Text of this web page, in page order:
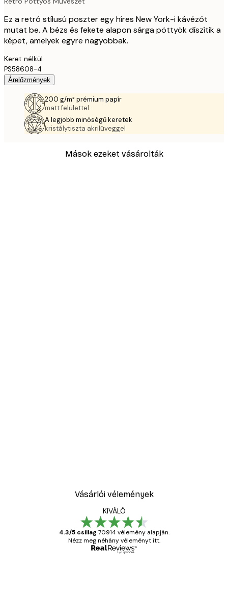
Ez a retró stílusú poszter egy híres New York-i kávézót
mutat be. A bézs és fekete alapon sárga pöttyök díszítik a
képet, amelyek egyre nagyobbak.
Keret nélkül.
PS58608-4
Árelőzmények
200 g/m² prémium papír
matt felülettel.
A legjobb minőségű keretek
kristálytiszta akrilüveggel
Mások ezeket vásárolták
Vásárlói vélemények
KIVÁLÓ
4.3/5 csillag 70914 vélemény alapján.
Nézz meg néhány véleményt itt.